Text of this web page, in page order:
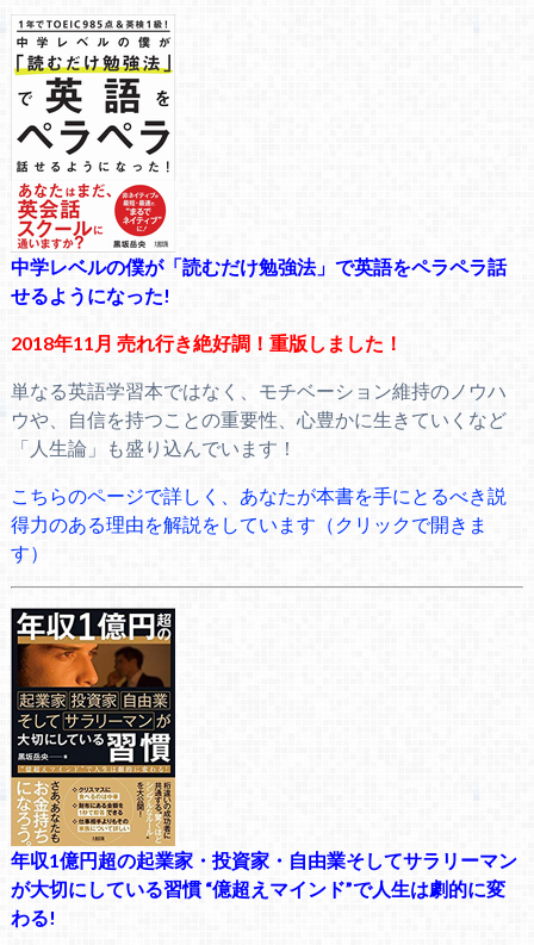
中学レベルの僕が「読むだけ勉強法」で英語をペラペラ話
せるようになった!
2018年11月 売れ行き絶好調！重版しました！
単なる英語学習本ではなく、モチベーション維持のノウハ
ウや、自信を持つことの重要性、心豊かに生きていくなど
「人生論」も盛り込んでいます！
こちらのページで詳しく、あなたが本書を手にとるべき説
得力のある理由を解説をしています（クリックで開きま
す）
年収1億円超の起業家・投資家・自由業そしてサラリーマン
が大切にしている習慣 “億超えマインド”で人生は劇的に変
わる!